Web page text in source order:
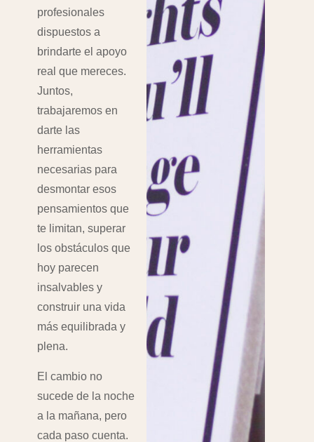
profesionales
dispuestos a
brindarte el apoyo
real que mereces.
Juntos,
trabajaremos en
darte las
herramientas
necesarias para
desmontar esos
pensamientos que
te limitan, superar
los obstáculos que
hoy parecen
insalvables y
construir una vida
más equilibrada y
plena.
El cambio no
sucede de la noche
a la mañana, pero
cada paso cuenta.